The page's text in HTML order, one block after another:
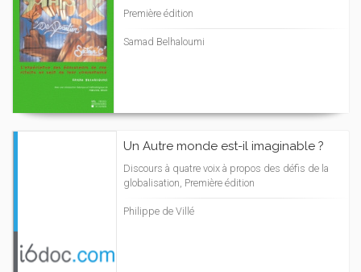
Première édition
Samad Belhaloumi
Un Autre monde est-il imaginable ?
Discours à quatre voix à propos des défis de la
globalisation, Première édition
Philippe de Villé